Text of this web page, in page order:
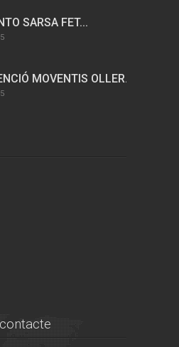
SARSA FET...
MOVENTIS OLLER...